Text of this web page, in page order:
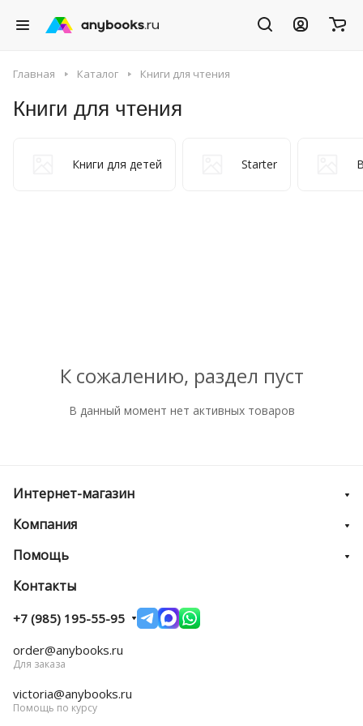
Главная Каталог Книги для чтения
Книги для чтения
Книги для детей Starter
К сожалению, раздел пуст
В данный момент нет активных товаров
Интернет-магазин
Компания
Помощь
Контакты
+7 (985) 195-55-95
order@anybooks.ru
Для заказа
victoria@anybooks.ru
Помощь по курсу